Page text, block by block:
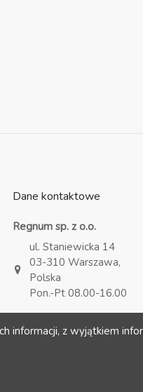
Dane kontaktowe
Regnum sp. z o.o.
ul. Staniewicka 14
03-310 Warszawa,
Polska
Pon.-Pt 08.00-16.00
kontakt@regnum.pl
+48 693 722 093
informacji, z wyjątkiem